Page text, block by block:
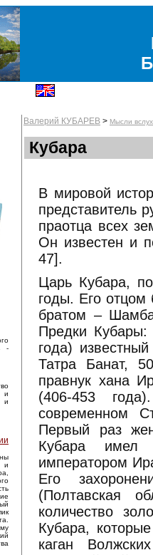
-
и
и
и
Валерий КУБАРЕВ > Мысли
Кубара
В мировой
представитель
праотца всех
Он известен и
47].
Царь Кубара,
годы. Его
братом –
Предки
года)
Татра Банат,
правнук хана
(406-453
современном
Первый раз
Кубара имел
императором
Его
(Полтавская
количество
Кубара,
каган